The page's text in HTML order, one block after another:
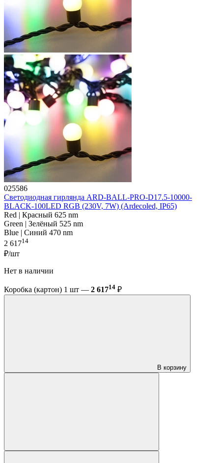
025586
Светодиодная гирлянда ARD-BALL-PRO-D17.5-10000-
BLACK-100LED RGB (230V, 7W) (Ardecoled, IP65)
Red | Красный 625 nm
Green | Зелёный 525 nm
Blue | Синий 470 nm
2 61714
₽/шт
Нет в наличии
Коробка (картон) 1 шт — 2 61714 ₽
В корзину